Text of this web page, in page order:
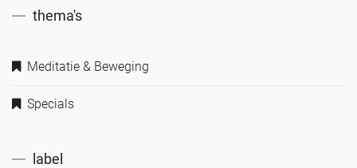
thema's
Meditatie & Beweging
Specials
label